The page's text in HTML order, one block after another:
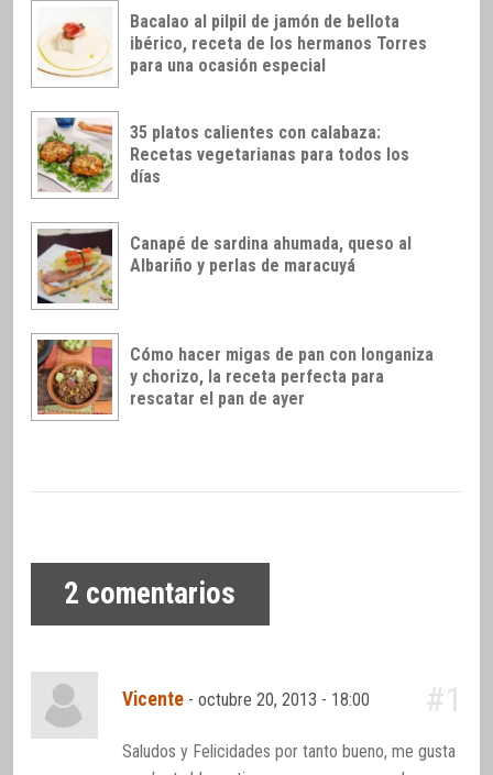
Bacalao al pilpil de jamón de bellota
ibérico, receta de los hermanos Torres
para una ocasión especial
35 platos calientes con calabaza:
Recetas vegetarianas para todos los
días
Canapé de sardina ahumada, queso al
Albariño y perlas de maracuyá
Cómo hacer migas de pan con longaniza
y chorizo, la receta perfecta para
rescatar el pan de ayer
2 comentarios
Vicente -octubre 20, 2013 - 18:00 #1
Saludos y Felicidades por tanto bueno, me gusta